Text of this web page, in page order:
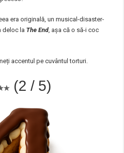
era originală, un musical-disaster-
deloc la The End, așa că o să-i coc
accentul pe cuvântul torturi.
(2 / 5)